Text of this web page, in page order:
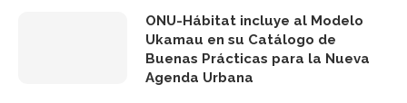
ONU-Hábitat incluye al Modelo
Ukamau en su Catálogo de
Buenas Prácticas para la Nueva
Agenda Urbana